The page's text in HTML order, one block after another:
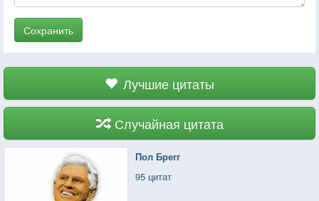
Сохранить
Лучшие цитаты
Случайная цитата
Пол Брегг
95 цитат